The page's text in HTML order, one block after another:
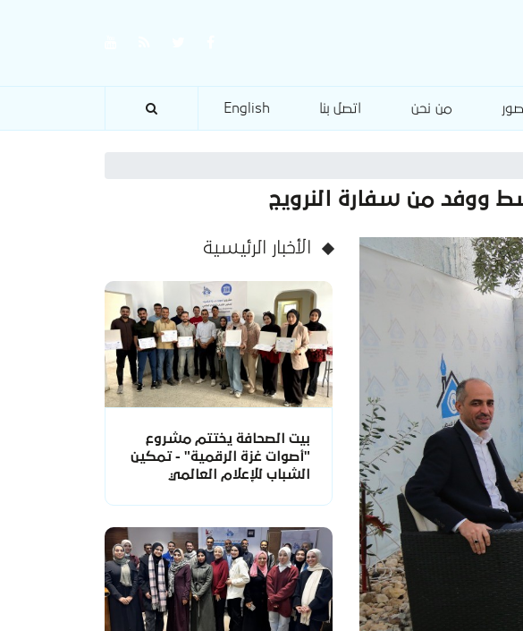
من نحن اتصل بنا English
ووفد من سفارة النرويج
الأخبار الرئيسية
بيت الصحافة يختتم مشروع
"أصوات غزة الرقمية" - تمكين
الشباب للإعلام العالمي